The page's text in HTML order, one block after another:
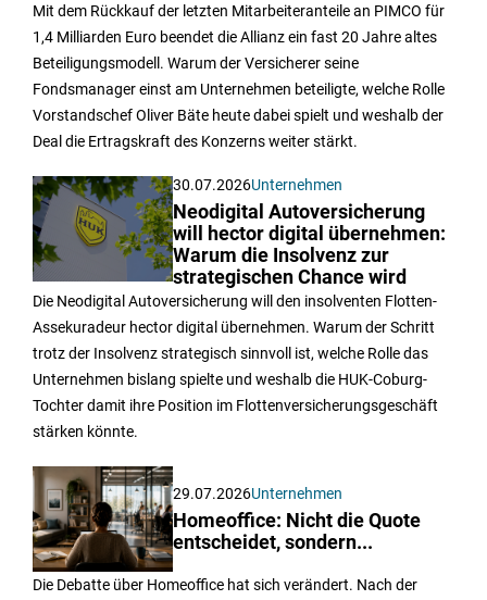
Mit dem Rückkauf der letzten Mitarbeiteranteile an PIMCO für
1,4 Milliarden Euro beendet die Allianz ein fast 20 Jahre altes
Beteiligungsmodell. Warum der Versicherer seine
Fondsmanager einst am Unternehmen beteiligte, welche Rolle
Vorstandschef Oliver Bäte heute dabei spielt und weshalb der
Deal die Ertragskraft des Konzerns weiter stärkt.
30.07.2026Unternehmen
Neodigital Autoversicherung
will hector digital übernehmen:
Warum die Insolvenz zur
strategischen Chance wird
Die Neodigital Autoversicherung will den insolventen Flotten-
Assekuradeur hector digital übernehmen. Warum der Schritt
trotz der Insolvenz strategisch sinnvoll ist, welche Rolle das
Unternehmen bislang spielte und weshalb die HUK-Coburg-
Tochter damit ihre Position im Flottenversicherungsgeschäft
stärken könnte.
29.07.2026Unternehmen
Homeoffice: Nicht die Quote
entscheidet, sondern...
Die Debatte über Homeoffice hat sich verändert. Nach der